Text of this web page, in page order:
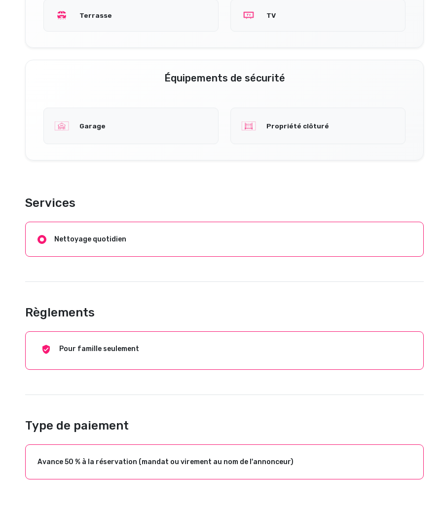
Terrasse TV
Équipements de sécurité
Garage Propriété clôturé
Services
Nettoyage quotidien
Règlements
Pour famille seulement
Type de paiement
Avance 50 % à la réservation (mandat ou virement au nom de l'annonceur)